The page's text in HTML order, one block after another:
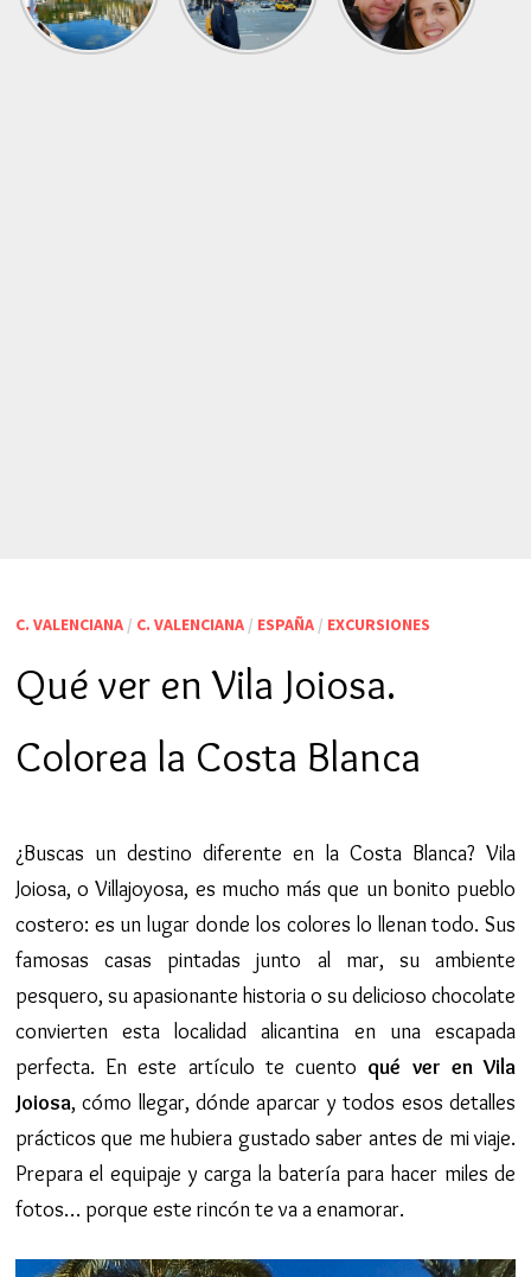
C. VALENCIANA/ C. VALENCIANA/ ESPAÑA/ EXCURSIONES
Qué ver en Vila Joiosa.
Colorea la Costa Blanca
¿Buscas un destino diferente en la Costa Blanca? Vila
Joiosa, o Villajoyosa, es mucho más que un bonito pueblo
costero: es un lugar donde los colores lo llenan todo. Sus
famosas casas pintadas junto al mar, su ambiente
pesquero, su apasionante historia o su delicioso chocolate
convierten esta localidad alicantina en una escapada
perfecta. En este artículo te cuento qué ver en Vila
Joiosa, cómo llegar, dónde aparcar y todos esos detalles
prácticos que me hubiera gustado saber antes de mi viaje.
Prepara el equipaje y carga la batería para hacer miles de
fotos… porque este rincón te va a enamorar.